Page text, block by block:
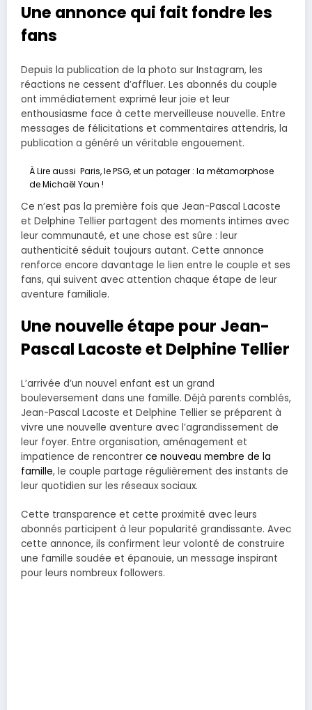
Une annonce qui fait fondre les
fans
Depuis la publication de la photo sur Instagram, les
réactions ne cessent d’affluer. Les abonnés du couple
ont immédiatement exprimé leur joie et leur
enthousiasme face à cette merveilleuse nouvelle. Entre
messages de félicitations et commentaires attendris, la
publication a généré un véritable engouement.
À Lire aussi Paris, le PSG, et un potager : la métamorphose
de Michaël Youn !
Ce n’est pas la première fois que Jean-Pascal Lacoste
et Delphine Tellier partagent des moments intimes avec
leur communauté, et une chose est sûre : leur
authenticité séduit toujours autant. Cette annonce
renforce encore davantage le lien entre le couple et ses
fans, qui suivent avec attention chaque étape de leur
aventure familiale.
Une nouvelle étape pour Jean-
Pascal Lacoste et Delphine Tellier
L’arrivée d’un nouvel enfant est un grand
bouleversement dans une famille. Déjà parents comblés,
Jean-Pascal Lacoste et Delphine Tellier se préparent à
vivre une nouvelle aventure avec l’agrandissement de
leur foyer. Entre organisation, aménagement et
impatience de rencontrer ce nouveau membre de la
famille, le couple partage régulièrement des instants de
leur quotidien sur les réseaux sociaux.
Cette transparence et cette proximité avec leurs
abonnés participent à leur popularité grandissante. Avec
cette annonce, ils confirment leur volonté de construire
une famille soudée et épanouie, un message inspirant
pour leurs nombreux followers.